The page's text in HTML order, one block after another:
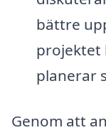
bättre
projektet
planerar
Genom att